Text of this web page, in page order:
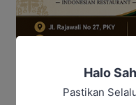
Halo
Pastikan